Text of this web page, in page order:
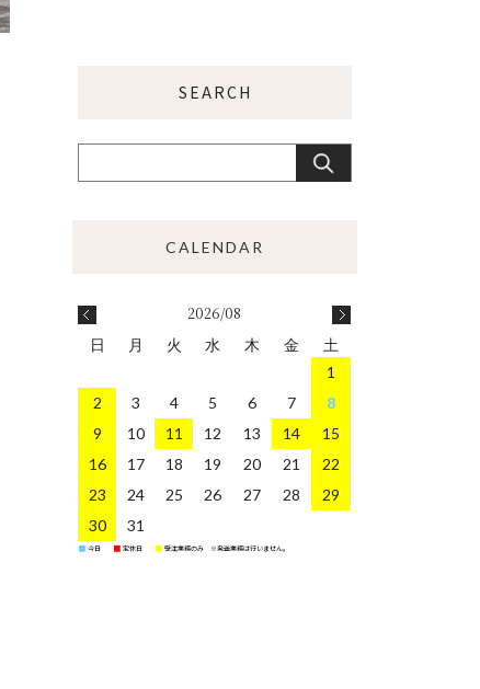
2026/08
日 月 火 水 木 金
土
1
2
3 4 5 6 7
8
9
10 11 12 13 14
15
16
17 18 19 20 21
22
23
24 25 26 27 28
29
30
31
■ 今日 ■ 定休日 ■ 受注業務のみ ※発送業務は行いません。